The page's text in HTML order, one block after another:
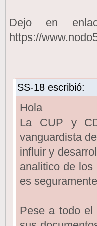
Dejo en
https://
SS-18 escribió:
Hola
La CUP y
vanguardista
influir y
analitico de
es
Pese a todo el